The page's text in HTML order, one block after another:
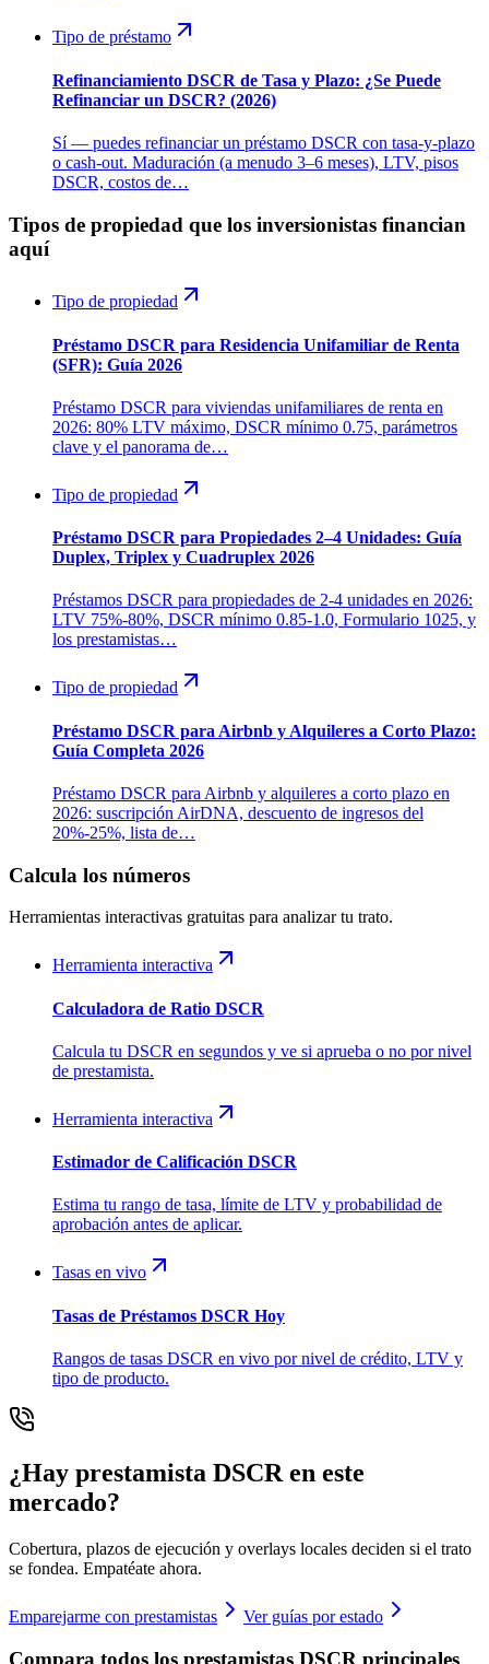
Tipo de préstamo
Refinanciamiento DSCR de Tasa y Plazo: ¿Se Puede
Refinanciar un DSCR? (2026)
Sí — puedes refinanciar un préstamo DSCR con tasa-y-plazo
o cash-out. Maduración (a menudo 3–6 meses), LTV, pisos
DSCR, costos de…
Tipos de propiedad que los inversionistas financian
aquí
Tipo de propiedad
Préstamo DSCR para Residencia Unifamiliar de Renta
(SFR): Guía 2026
Préstamo DSCR para viviendas unifamiliares de renta en
2026: 80% LTV máximo, DSCR mínimo 0.75, parámetros
clave y el panorama de…
Tipo de propiedad
Préstamo DSCR para Propiedades 2–4 Unidades: Guía
Duplex, Triplex y Cuadruplex 2026
Préstamos DSCR para propiedades de 2-4 unidades en 2026:
LTV 75%-80%, DSCR mínimo 0.85-1.0, Formulario 1025, y
los prestamistas…
Tipo de propiedad
Préstamo DSCR para Airbnb y Alquileres a Corto Plazo:
Guía Completa 2026
Préstamo DSCR para Airbnb y alquileres a corto plazo en
2026: suscripción AirDNA, descuento de ingresos del
20%-25%, lista de…
Calcula los números
Herramientas interactivas gratuitas para analizar tu trato.
Herramienta interactiva
Calculadora de Ratio DSCR
Calcula tu DSCR en segundos y ve si aprueba o no por nivel
de prestamista.
Herramienta interactiva
Estimador de Calificación DSCR
Estima tu rango de tasa, límite de LTV y probabilidad de
aprobación antes de aplicar.
Tasas en vivo
Tasas de Préstamos DSCR Hoy
Rangos de tasas DSCR en vivo por nivel de crédito, LTV y
tipo de producto.
¿Hay prestamista DSCR en este
mercado?
Cobertura, plazos de ejecución y overlays locales deciden si el trato
se fondea. Empatéate ahora.
Emparejarme con prestamistas Ver guías por estado
Compara todos los prestamistas DSCR principales